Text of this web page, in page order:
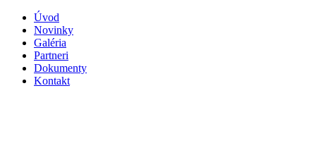
Preskočiť
obsah
Úvod
Novinky
Galéria
Partneri
Dokumenty
Kontakt